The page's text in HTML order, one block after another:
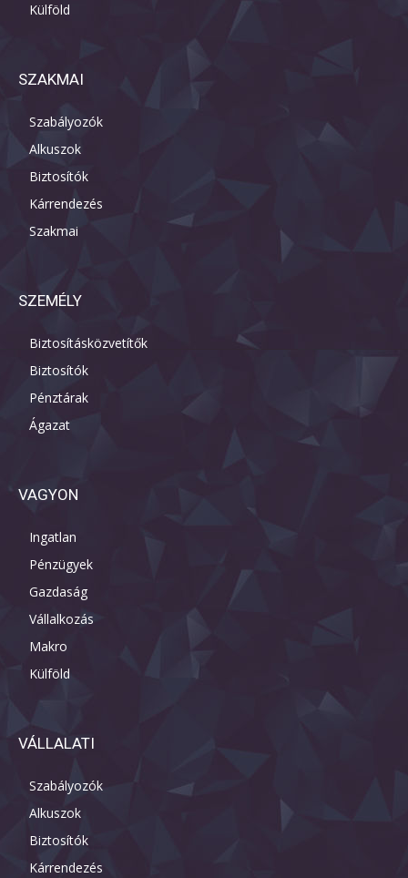
Külföld
SZAKMAI
Szabályozók
Alkuszok
Biztosítók
Kárrendezés
Szakmai
SZEMÉLY
Biztosításközvetítők
Biztosítók
Pénztárak
Ágazat
VAGYON
Ingatlan
Pénzügyek
Gazdaság
Vállalkozás
Makro
Külföld
VÁLLALATI
Szabályozók
Alkuszok
Biztosítók
Kárrendezés